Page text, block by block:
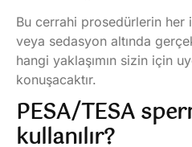
Bu cerrahi prosedürlerin her
veya sedasyon altında
hangi yaklaşımın sizin için
konuşacaktır.
PESA/TESA
kullanılır?